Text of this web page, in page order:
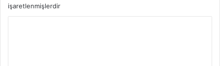
işaretlenmişlerdir